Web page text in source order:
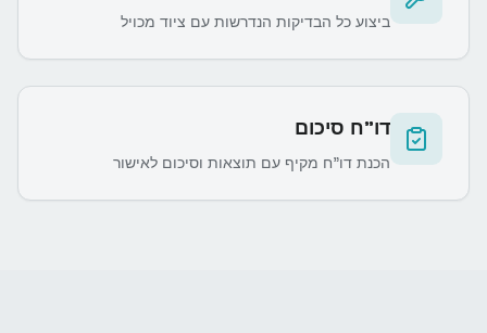
ביצוע כל הבדיקות הנדרשות עם ציוד מכויל
דו"ח סיכום
הכנת דו"ח מקיף עם תוצאות וסיכום לאישור